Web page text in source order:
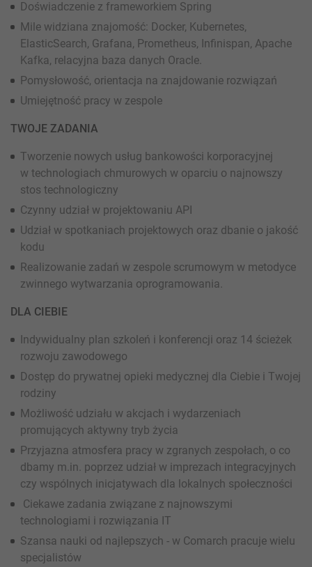
Doświadczenie z frameworkiem Spring
Mile widziana znajomość: Docker, Kubernetes,
ElasticSearch, Grafana, Prometheus, Infinispan, Apache
Kafka, relacyjna baza danych Oracle.
Pomysłowość, orientacja na znajdowanie rozwiązań
Umiejętność pracy w zespole
TWOJE ZADANIA
Tworzenie nowych usług bankowości korporacyjnej
w technologiach chmurowych w oparciu o najnowszy
stos technologiczny
Czynny udział w projektowaniu API
Udział w spotkaniach projektowych oraz dbanie o jakość
kodu
Realizowanie zadań w zespole scrumowym w metodyce
zwinnego wytwarzania oprogramowania.
DLA CIEBIE
Indywidualny plan szkoleń i konferencji oraz 14 ścieżek
rozwoju zawodowego
Dostęp do prywatnej opieki medycznej dla Ciebie i Twojej
rodziny
Możliwość udziału w akcjach i wydarzeniach
promujących aktywny tryb życia
Przyjazna atmosfera pracy w zgranych zespołach, o co
dbamy m.in. poprzez udział w imprezach integracyjnych
czy wspólnych inicjatywach dla lokalnych społeczności
Ciekawe zadania związane z najnowszymi
technologiami i rozwiązania IT
Szansa nauki od najlepszych - w Comarch pracuje wielu
specjalistów